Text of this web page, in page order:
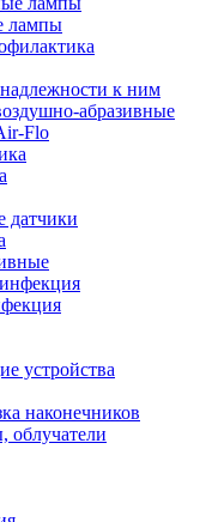
лампы
к ним
абразивные
Flo
датчики
устройства
наконечников
облучатели